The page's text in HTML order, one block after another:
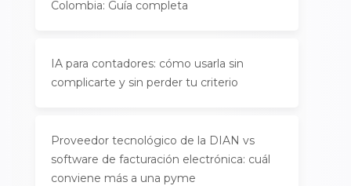
Colombia: Guía completa
IA para contadores: cómo usarla sin
complicarte y sin perder tu criterio
Proveedor tecnológico de la DIAN vs
software de facturación electrónica: cuál
conviene más a una pyme